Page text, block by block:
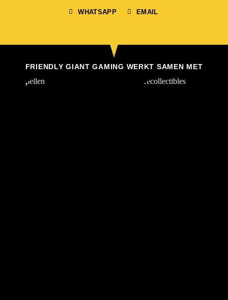
WHATSAPP EMAIL
FRIENDLY GIANT GAMING WERKT SAMEN MET